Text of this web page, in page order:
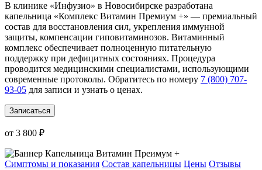
В клинике «Инфузио» в Новосибирске разработана
капельница «Комплекс Витамин Премиум +» — премиальный
состав для восстановления сил, укрепления иммунной
защиты, компенсации гиповитаминозов. Витаминный
комплекс обеспечивает полноценную питательную
поддержку при дефицитных состояниях. Процедура
проводится медицинскими специалистами, использующими
современные протоколы. Обратитесь по номеру 7 (800) 707-
93-05 для записи и узнать о ценах.
Записаться
от 3 800 ₽
Симптомы и показания Состав капельницы Цены Отзывы